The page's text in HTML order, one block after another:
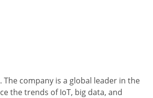
company is a global leader in the
the trends of IoT, big data, and